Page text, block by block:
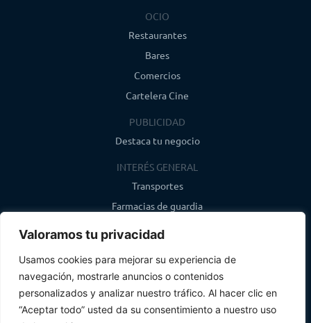
Valoramos tu privacidad
Usamos cookies para mejorar su experiencia de
navegación, mostrarle anuncios o contenidos
personalizados y analizar nuestro tráfico. Al hacer clic en
“Aceptar todo” usted da su consentimiento a nuestro uso
OCIO
Restaurantes
Bares
Comercios
Cartelera Cine
PUBLICIDAD
Destaca tu negocio
INTERÉS GENERAL
Transportes
Farmacias de guardia
CONTACTO
info@infosegovia.com